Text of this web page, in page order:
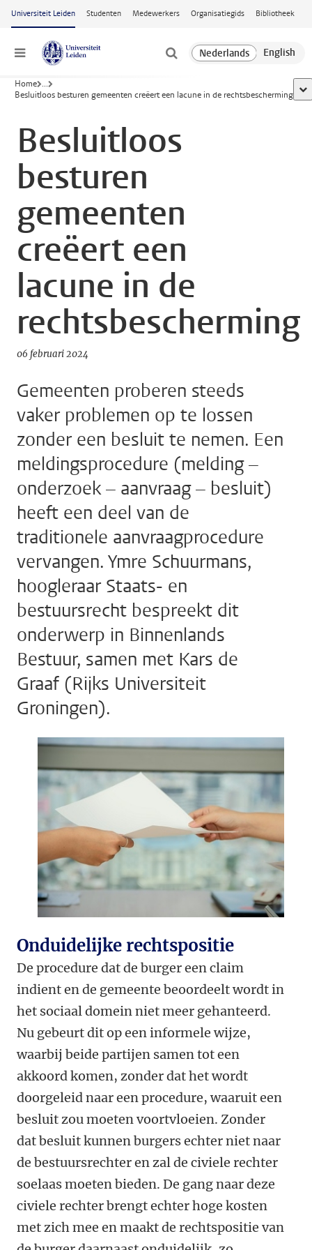
Ga naar hoofdinhoud
Universiteit Leiden Studenten Medewerkers Organisatiegids Bibliotheek
Menu
Home ...
Besluitloos besturen gemeenten creëert een lacune in de rechtsbescherming
Besluitloos
besturen
gemeenten
creëert een
lacune in de
rechtsbescherming
06 februari 2024
Gemeenten proberen steeds
vaker problemen op te lossen
zonder een besluit te nemen. Een
meldingsprocedure (melding –
onderzoek – aanvraag – besluit)
heeft een deel van de
traditionele aanvraagprocedure
vervangen. Ymre Schuurmans,
hoogleraar Staats- en
bestuursrecht bespreekt dit
onderwerp in Binnenlands
Bestuur, samen met Kars de
Graaf (Rijks Universiteit
Groningen).
Onduidelijke rechtspositie
De procedure dat de burger een claim
indient en de gemeente beoordeelt wordt in
het sociaal domein niet meer gehanteerd.
Nu gebeurt dit op een informele wijze,
waarbij beide partijen samen tot een
akkoord komen, zonder dat het wordt
doorgeleid naar een procedure, waaruit een
besluit zou moeten voortvloeien. Zonder
dat besluit kunnen burgers echter niet naar
de bestuursrechter en zal de civiele rechter
soelaas moeten bieden. De gang naar deze
civiele rechter brengt echter hoge kosten
met zich mee en maakt de rechtspositie van